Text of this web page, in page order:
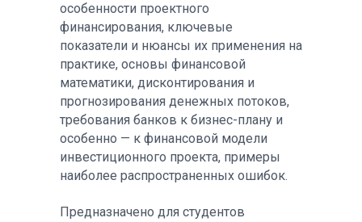
особенности проектного
финансирования, ключевые
показатели и нюансы их применения на
практике, основы финансовой
математики, дисконтирования и
прогнозирования денежных потоков,
требования банков к бизнес-плану и
особенно — к финансовой модели
инвестиционного проекта, примеры
наиболее распространенных ошибок.
Предназначено для студентов